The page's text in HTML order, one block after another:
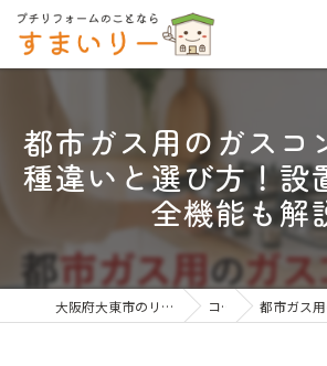
都市ガス用のガスコ
種違いと選び方！設
全機能も解
大阪府大東市のリフォームならすまいりー コラム 都市ガス用のガスコン